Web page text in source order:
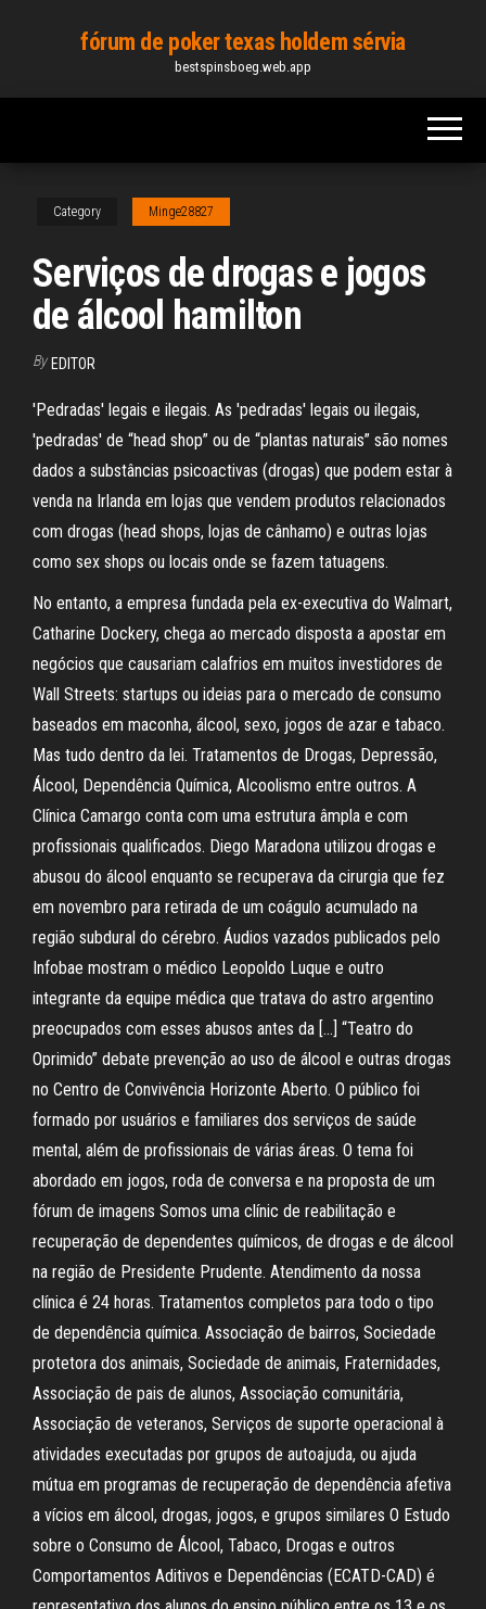
content
fórum de poker texas holdem sérvia
bestspinsboeg.web.app
Category Minge28827
Serviços de drogas e jogos
de álcool hamilton
By EDITOR
'Pedradas' legais e ilegais. As 'pedradas' legais ou ilegais,
'pedradas' de “head shop” ou de “plantas naturais” são nomes
dados a substâncias psicoactivas (drogas) que podem estar à
venda na Irlanda em lojas que vendem produtos relacionados
com drogas (head shops, lojas de cânhamo) e outras lojas
como sex shops ou locais onde se fazem tatuagens.
No entanto, a empresa fundada pela ex-executiva do Walmart,
Catharine Dockery, chega ao mercado disposta a apostar em
negócios que causariam calafrios em muitos investidores de
Wall Streets: startups ou ideias para o mercado de consumo
baseados em maconha, álcool, sexo, jogos de azar e tabaco.
Mas tudo dentro da lei. Tratamentos de Drogas, Depressão,
Álcool, Dependência Química, Alcoolismo entre outros. A
Clínica Camargo conta com uma estrutura âmpla e com
profissionais qualificados. Diego Maradona utilizou drogas e
abusou do álcool enquanto se recuperava da cirurgia que fez
em novembro para retirada de um coágulo acumulado na
região subdural do cérebro. Áudios vazados publicados pelo
Infobae mostram o médico Leopoldo Luque e outro
integrante da equipe médica que tratava do astro argentino
preocupados com esses abusos antes da […] “Teatro do
Oprimido” debate prevenção ao uso de álcool e outras drogas
no Centro de Convivência Horizonte Aberto. O público foi
formado por usuários e familiares dos serviços de saúde
mental, além de profissionais de várias áreas. O tema foi
abordado em jogos, roda de conversa e na proposta de um
fórum de imagens Somos uma clínic de reabilitação e
recuperação de dependentes químicos, de drogas e de álcool
na região de Presidente Prudente. Atendimento da nossa
clínica é 24 horas. Tratamentos completos para todo o tipo
de dependência química. Associação de bairros, Sociedade
protetora dos animais, Sociedade de animais, Fraternidades,
Associação de pais de alunos, Associação comunitária,
Associação de veteranos, Serviços de suporte operacional à
atividades executadas por grupos de autoajuda, ou ajuda
mútua em programas de recuperação de dependência afetiva
a vícios em álcool, drogas, jogos, e grupos similares O Estudo
sobre o Consumo de Álcool, Tabaco, Drogas e outros
Comportamentos Aditivos e Dependências (ECATD-CAD) é